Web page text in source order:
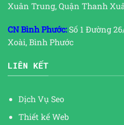
Xuân Trung, Quận Thanh
CN Bình Phước:Số 1 Đường
Xoài, Bình Phước
LIÊN KẾT
Dịch Vụ Seo
Thiết kế Web